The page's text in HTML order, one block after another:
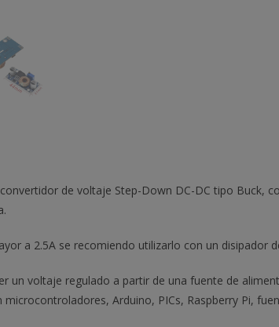
de voltaje Step-Down DC-DC tipo
a 2.5A se recomiendo utilizarlo con un disipador
un voltaje regulado a partir de una fuente de
microcontroladores, Arduino, PICs, Raspberry Pi,